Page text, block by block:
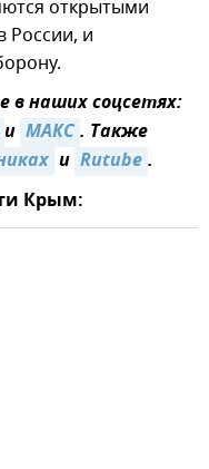
открытыми
России, и
наших соцсетях:
и МАКС. Также
и Rutube.
Крым: